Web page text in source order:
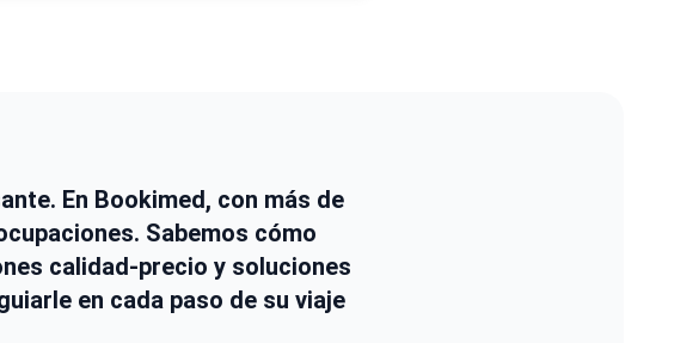
En Bookimed, con más de
Sabemos cómo
calidad-precio y soluciones
en cada paso de su viaje